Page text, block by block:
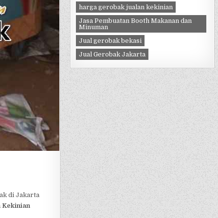
di Jakarta
Kekinian
harga gerobak jualan kekinian
Jasa Pembuatan Booth Makanan dan
Minuman
Jual gerobak bekasi
Jual Gerobak Jakarta